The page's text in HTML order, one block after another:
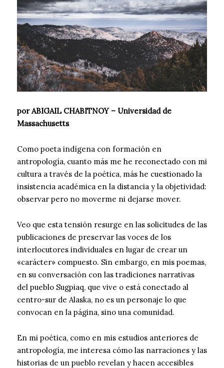
por ABIGAIL CHABITNOY – Universidad de
Massachusetts
Como poeta indígena con formación en
antropología, cuanto más me he reconectado con mi
cultura a través de la poética, más he cuestionado la
insistencia académica en la distancia y la objetividad:
observar pero no moverme ni dejarse mover.
Veo que esta tensión resurge en las solicitudes de las
publicaciones de preservar las voces de los
interlocutores individuales en lugar de crear un
«carácter» compuesto. Sin embargo, en mis poemas,
en su conversación con las tradiciones narrativas
del pueblo Sugpiaq, que vive o está conectado al
centro-sur de Alaska, no es un personaje lo que
convocan en la página, sino una comunidad.
En mi poética, como en mis estudios anteriores de
antropología, me interesa cómo las narraciones y las
historias de un pueblo revelan y hacen accesibles